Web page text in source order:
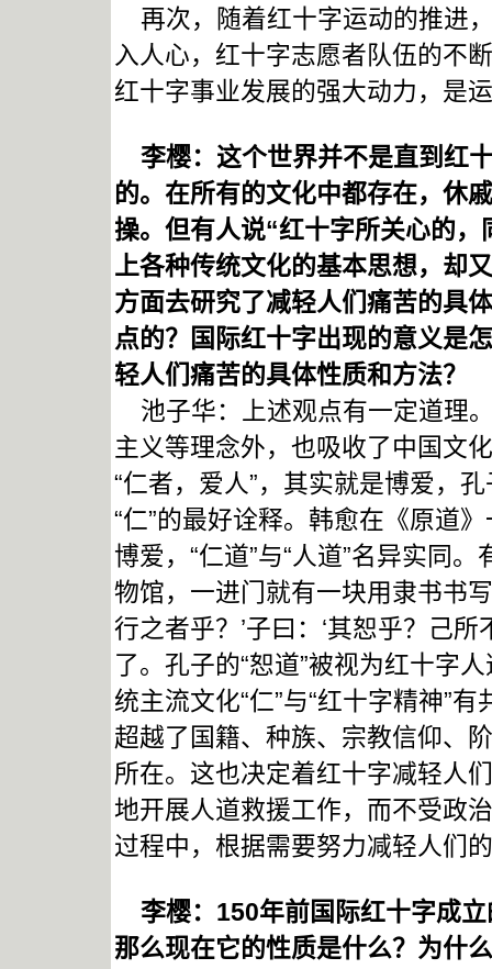
再次，随着红十字运动的推进
入人心，红十字志愿者队伍的不
红十字事业发展的强大动力，是
李樱：这个世界并不是直到红
的。在所有的文化中都存在，休
操。但有人说“红十字所关心的
上各种传统文化的基本思想，却
方面去研究了减轻人们痛苦的具
点的？国际红十字出现的意义是
轻人们痛苦的具体性质和方法？
池子华：上述观点有一定道理
主义等理念外，也吸收了中国文
“仁者，爱人”，其实就是博爱，
“仁”的最好诠释。韩愈在《原道
博爱，“仁道”与“人道”名异实同
物馆，一进门就有一块用隶书书
行之者乎？’子曰：‘其恕乎？己
了。孔子的“恕道”被视为红十字
统主流文化“仁”与“红十字精神”
超越了国籍、种族、宗教信仰、
所在。这也决定着红十字减轻人
地开展人道救援工作，而不受政
过程中，根据需要努力减轻人们
李樱：150年前国际红十字成
那么现在它的性质是什么？为什